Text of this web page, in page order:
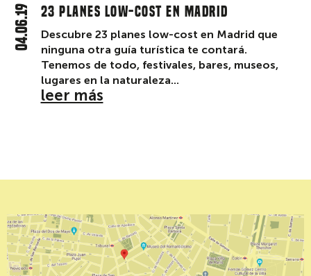
23 planes low-cost en Madrid
04.06.19
Descubre 23 planes low-cost en Madrid que
ninguna otra guía turística te contará.
Tenemos de todo, festivales, bares, museos,
lugares en la naturaleza...
leer más